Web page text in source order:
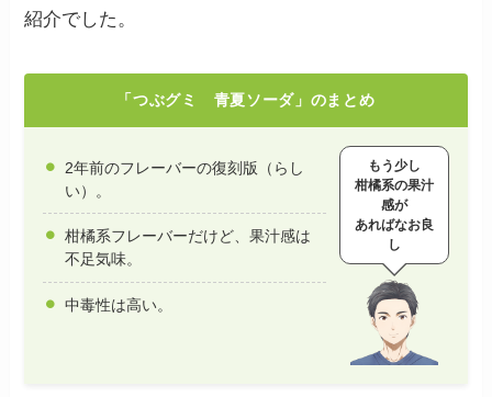
紹介でした。
「つぶグミ 青夏ソーダ」のまとめ
2年前のフレーバーの復刻版（らし
い）。
柑橘系フレーバーだけど、果汁感は
不足気味。
中毒性は高い。
もう少し
柑橘系の果汁
感が
あればなお良
し